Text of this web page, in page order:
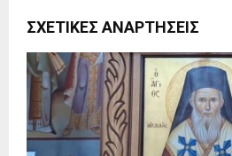
ΣΧΕΤΙΚΈΣ ΑΝΑΡΤΉΣΕΙΣ